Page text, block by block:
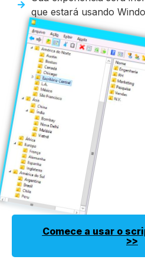
que estará usando
Comece a usar o
>>